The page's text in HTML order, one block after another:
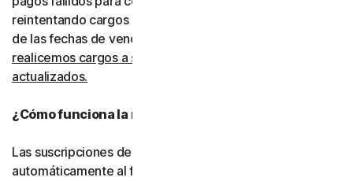
reintentando cargos rechazados mediante la extensión
de las fechas de vencimiento.
realicemos cargos a su tipo de pago utilizando los datos
actualizados.
¿Cómo funciona la renovación automática?
Las suscripciones de pago se renovarán
automáticamente al finalizar su período de vigencia,